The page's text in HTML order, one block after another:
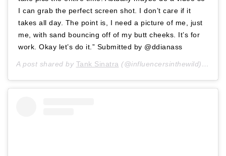
I can grab the perfect screen shot. I don’t care if it
takes all day. The point is, I need a picture of me, just
me, with sand bouncing off of my butt cheeks. It’s for
work. Okay let’s do it.” Submitted by @ddianass
A post shared by Tank Sinatra (@influencersinthewild) on